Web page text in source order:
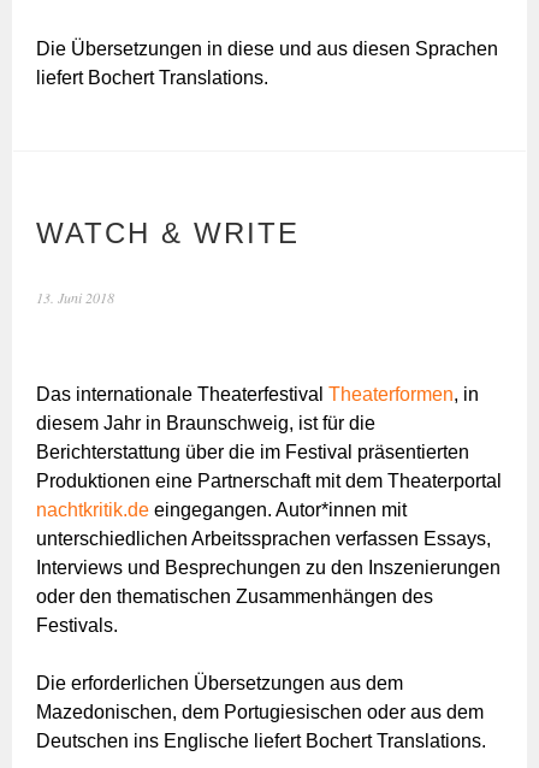
Die Übersetzungen in diese und aus diesen Sprachen
liefert Bochert Translations.
WATCH & WRITE
13. Juni 2018
Das internationale TheaterfestivalTheaterformen, in
diesem Jahr in Braunschweig, ist für die
Berichterstattung über die im Festival präsentierten
Produktionen eine Partnerschaft mit dem Theaterportal
nachtkritik.de eingegangen. Autor*innen mit
unterschiedlichen Arbeitssprachen verfassen Essays,
Interviews und Besprechungen zu den Inszenierungen
oder den thematischen Zusammenhängen des
Festivals.
Die erforderlichen Übersetzungen aus dem
Mazedonischen, dem Portugiesischen oder aus dem
Deutschen ins Englische liefert Bochert Translations.